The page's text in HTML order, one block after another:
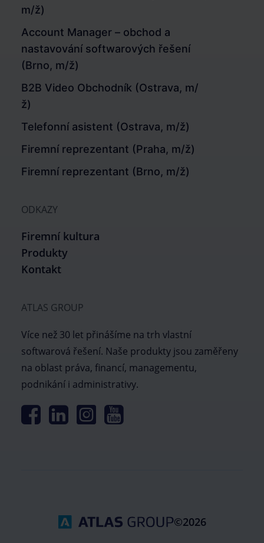
m/ž)
Account Manager – obchod a
nastavování softwarových řešení
(Brno, m/ž)
B2B Video Obchodník (Ostrava, m/
ž)
Telefonní asistent (Ostrava, m/ž)
Firemní reprezentant (Praha, m/ž)
Firemní reprezentant (Brno, m/ž)
ODKAZY
Firemní kultura
Produkty
Kontakt
ATLAS GROUP
Více než 30 let přinášíme na trh vlastní
softwarová řešení. Naše produkty jsou zaměřeny
na oblast práva, financí, managementu,
podnikání i administrativy.
©2026